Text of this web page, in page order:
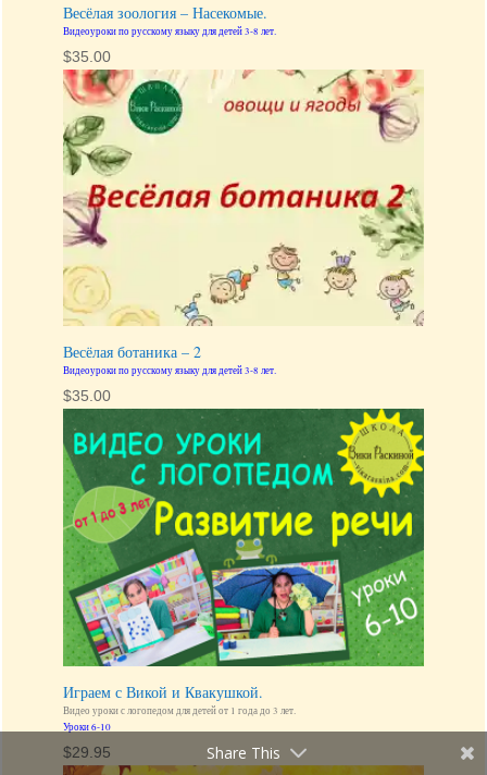
Весёлая зоология – Насекомые.
Видеоуроки по русскому языку для детей 3-8 лет.
$35.00
Весёлая ботаника – 2
Видеоуроки по русскому языку для детей 3-8 лет.
$35.00
Играем с Викой и Квакушкой.
Видео уроки с логопедом для детей от 1 года до 3 лет.
Уроки 6-10
$29.95 Share This